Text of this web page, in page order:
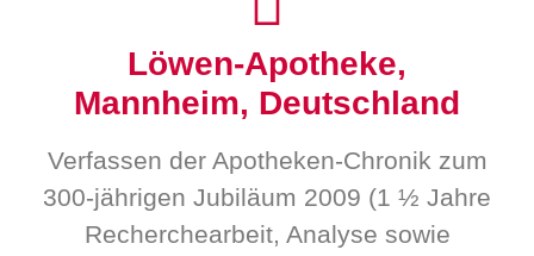
Löwen-Apotheke,
Mannheim, Deutschland
Verfassen der Apotheken-Chronik zum
300-jährigen Jubiläum 2009 (1 ½ Jahre
Recherchearbeit, Analyse sowie